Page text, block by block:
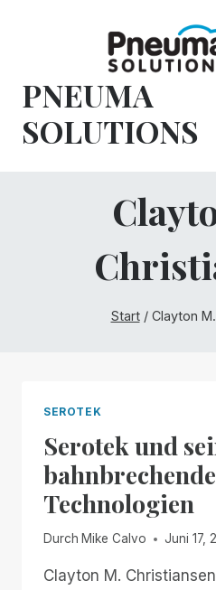
PNEUMA
SOLUTIONS
Start / Clayton
SEROTEK
Serotek und
Technologien
Durch Mike Calvo Juni 17,
Clayton M.